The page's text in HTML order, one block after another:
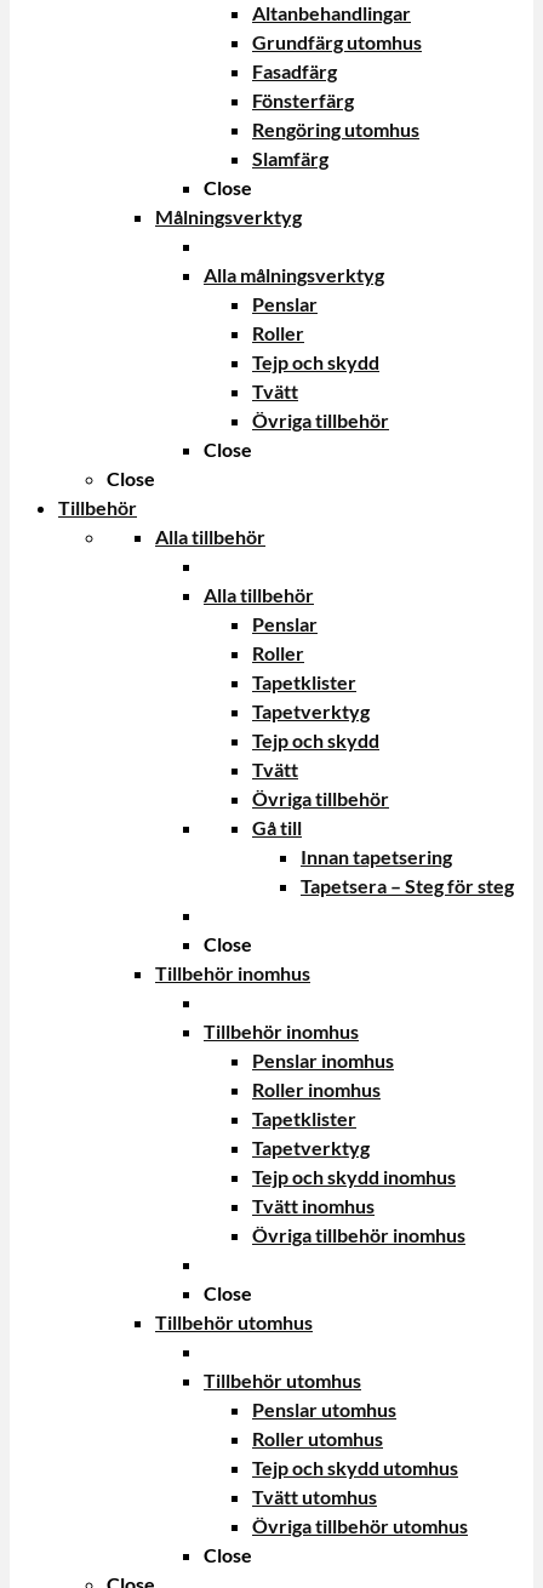
Altanbehandlingar
Grundfärg utomhus
Fasadfärg
Fönsterfärg
Rengöring utomhus
Slamfärg
Close
Målningsverktyg
Alla målningsverktyg
Penslar
Roller
Tejp och skydd
Tvätt
Övriga tillbehör
Close
Close
Tillbehör
Alla tillbehör
Alla tillbehör
Penslar
Roller
Tapetklister
Tapetverktyg
Tejp och skydd
Tvätt
Övriga tillbehör
Gå till
Innan tapetsering
Tapetsera – Steg för steg
Close
Tillbehör inomhus
Tillbehör inomhus
Penslar inomhus
Roller inomhus
Tapetklister
Tapetverktyg
Tejp och skydd inomhus
Tvätt inomhus
Övriga tillbehör inomhus
Close
Tillbehör utomhus
Tillbehör utomhus
Penslar utomhus
Roller utomhus
Tejp och skydd utomhus
Tvätt utomhus
Övriga tillbehör utomhus
Close